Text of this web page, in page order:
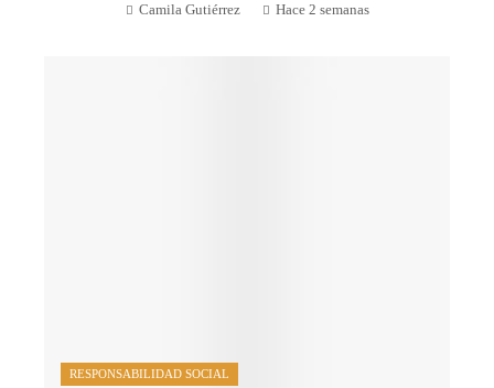
Camila Gutiérrez Hace 2 semanas
RESPONSABILIDAD SOCIAL